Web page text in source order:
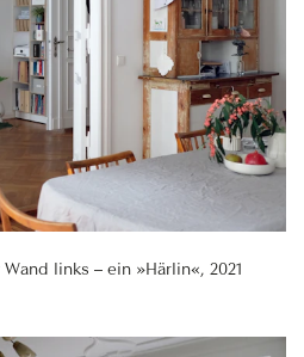
links – ein »Härlin«, 2021